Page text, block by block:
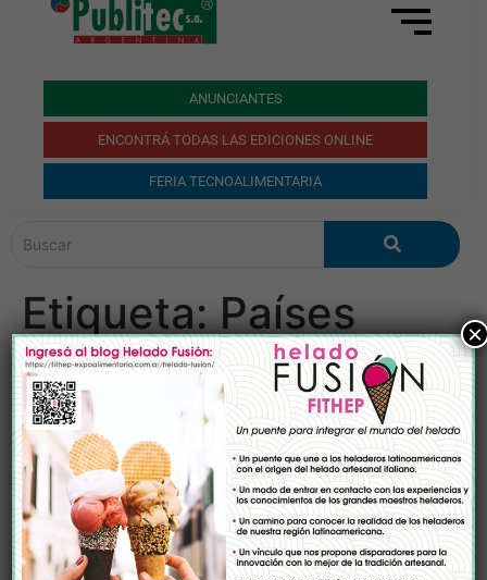
ANUNCIANTES
ENCONTRÁ TODAS LAS EDICIONES ONLINE
FERIA TECNOALIMENTARIA
Etiqueta:Países
Bajos
Anuga Dairy contará con
una alta participación
internacional
×